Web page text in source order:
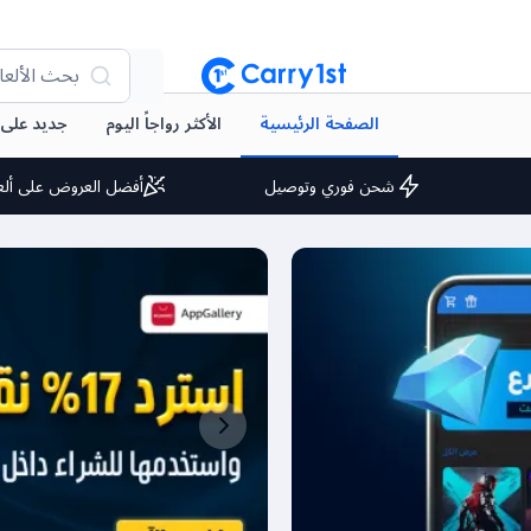
بحث
الصفحة الرئيسية الأكثر رواجاً اليوم جديد على Carry1st
شحن فوري وتوصيل أفضل العروض على